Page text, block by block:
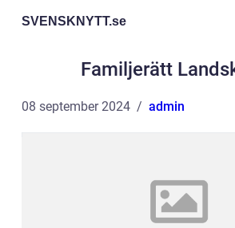
SVENSKNYTT.se
Familjerätt
08 september 2024 admin